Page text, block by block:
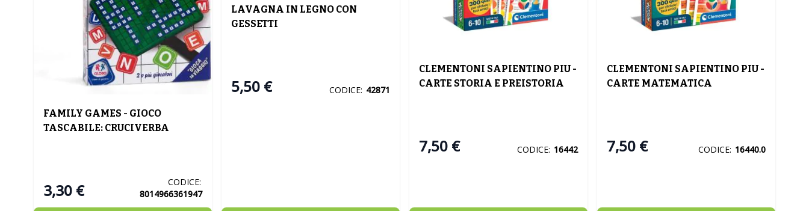
FAMILY GAMES - GIOCO
TASCABILE: CRUCIVERBA
3,30 €
CODICE:
8014966361947
LAVAGNA IN LEGNO CON
GESSETTI
5,50 € CODICE: 42871
CLEMENTONI SAPIENTINO PIU -
CARTE STORIA E PREISTORIA
7,50 € CODICE: 16442
CLEMENTONI SAPIENTINO PIU -
CARTE MATEMATICA
7,50 € CODICE: 16440.0